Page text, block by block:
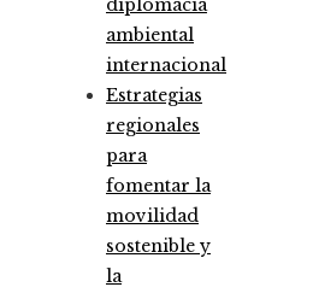
ambiental
internacional
Estrategias
regionales
para
fomentar la
movilidad
sostenible y
la